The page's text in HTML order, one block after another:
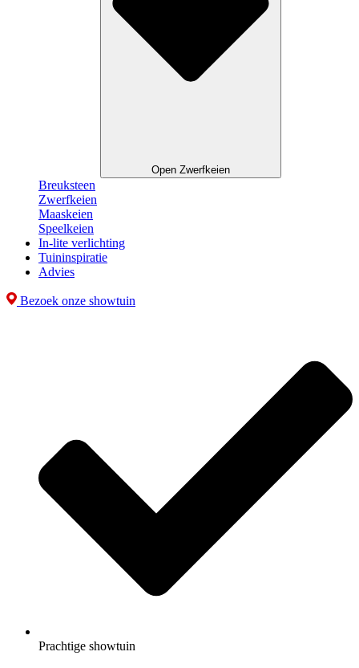
Open Zwerfkeien
Breuksteen
Zwerfkeien
Maaskeien
Speelkeien
In-lite verlichting
Tuininspiratie
Advies
Bezoek onze showtuin
Prachtige showtuin